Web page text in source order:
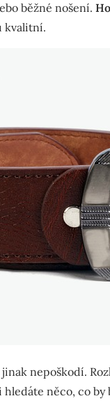
běžné nošení.
kvalitní.
nepoškodí.
hledáte něco, co